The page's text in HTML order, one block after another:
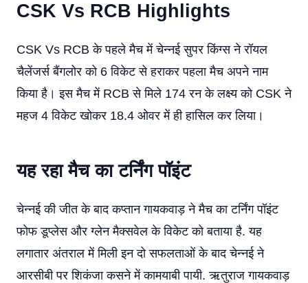
CSK Vs RCB Highlights
CSK Vs RCB के पहले मैच में चेन्नई सुपर किंग्स ने रॉयल
चैलेंजर्स बैंगलोर को 6 विकेट से हराकर पहला मैच अपने नाम
किया है। इस मैच में RCB से मिले 174 रन के लक्ष्य को CSK ने
महज 4 विकेट खोकर 18.4 ओवर में ही हासिल कर लिया।
यह रहा मैच का टर्निंग पॉइंट
चेन्नई की जीत के बाद कप्तान गायकवाड़ ने मैच का टर्निंग पॉइंट
फोफ डूप्लेस और ग्लेन मैक्सवेल के विकेट को बताया है. यह
लगातार अंतराल में मिली इन दो सफलताओं के बाद चेन्नई ने
आरसीबी पर शिकंजा कसने में कामयाबी पायी. ऋतुराज गायकवाड़